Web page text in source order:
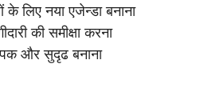
के लिए नया एजेन्डा बनाना
की समीक्षा करना
और सुदृढ बनाना